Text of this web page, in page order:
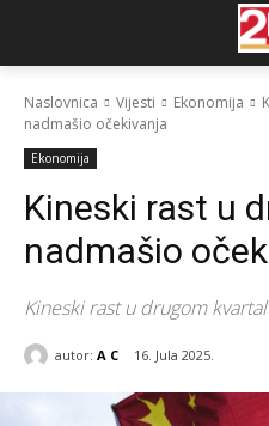
Naslovnica Vijesti Ekonomija
nadmašio očekivanja
Ekonomija
Kineski rast u
nadmašio
Kineski rast u drugom
autor: A C 16. Jula 2025.